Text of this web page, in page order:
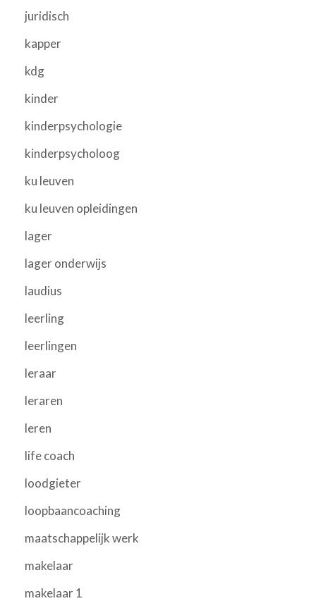
juridisch
kapper
kdg
kinder
kinderpsychologie
kinderpsycholoog
ku leuven
ku leuven opleidingen
lager
lager onderwijs
laudius
leerling
leerlingen
leraar
leraren
leren
life coach
loodgieter
loopbaancoaching
maatschappelijk werk
makelaar
makelaar 1